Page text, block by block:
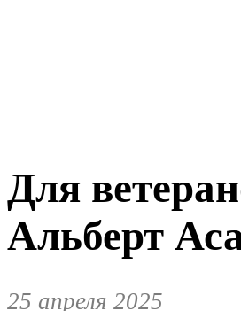
Для
Альберт
25 апреля 2025